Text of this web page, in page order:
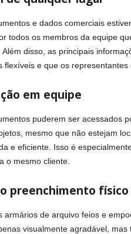
e dados comerciais
todos os membros da equipe
Além disso, as principais
flexíveis e que os
em equipe
puderem ser acessados
mesmo que não estejam
e eficiente. Isso é
o mesmo cliente.
preenchimento
armários de arquivo feios e
visualmente agradável,